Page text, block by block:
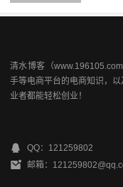
清水博客（
手等电商平台的电商知识，
业者都能轻松创业！
QQ：121259802
邮箱：